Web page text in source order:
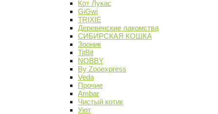
Кот Лукас
GiGwi
TRIXIE
Деревенские лакомства
СИБИРСКАЯ КОШКА
Зооник
TitBit
NOBBY
By Zooexpress
Veda
Прочие
Ambar
Чистый котик
Уют